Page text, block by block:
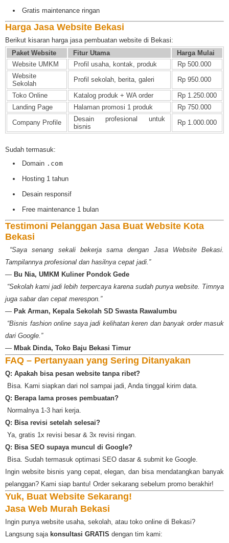
Gratis maintenance ringan
Harga Jasa Website Bekasi
Berikut kisaran harga jasa pembuatan website di Bekasi:
Paket Website
Fitur Utama
Harga Mulai
Website UMKM
Profil usaha, kontak, produk
Rp 500.000
Website
Sekolah
Profil sekolah, berita, galeri Rp 950.000
Toko Online Katalog produk + WA order
Rp 1.250.000
Landing Page
Halaman promosi 1 produk
Rp 750.000
Company Profile
Desain profesional untuk
bisnis
Rp 1.000.000
Sudah termasuk:
Domain .com
Hosting 1 tahun
Desain responsif
Free maintenance 1 bulan
Testimoni Pelanggan Jasa Buat Website Kota
Bekasi
“Saya senang sekali bekerja sama dengan Jasa Website Bekasi.
Tampilannya profesional dan hasilnya cepat jadi.”
— Bu Nia, UMKM Kuliner Pondok Gede
“Sekolah kami jadi lebih terpercaya karena sudah punya website. Timnya
juga sabar dan cepat merespon.”
— Pak Arman, Kepala Sekolah SD Swasta Rawalumbu
“Bisnis fashion online saya jadi kelihatan keren dan banyak order masuk
dari Google.”
— Mbak Dinda, Toko Baju Bekasi Timur
FAQ – Pertanyaan yang Sering Ditanyakan
Q: Apakah bisa pesan website tanpa ribet?
️ Bisa. Kami siapkan dari nol sampai jadi, Anda tinggal kirim data.
Q: Berapa lama proses pembuatan?
️ Normalnya 1-3 hari kerja.
Q: Bisa revisi setelah selesai?
️ Ya, gratis 1x revisi besar & 3x revisi ringan.
Q: Bisa SEO supaya muncul di Google?
️ Bisa. Sudah termasuk optimasi SEO dasar & submit ke Google.
Ingin website bisnis yang cepat, elegan, dan bisa mendatangkan banyak
pelanggan? Kami siap bantu! Order sekarang sebelum promo berakhir!
Yuk, Buat Website Sekarang!
Jasa Web Murah Bekasi
Ingin punya website usaha, sekolah, atau toko online di Bekasi?
Langsung saja konsultasi GRATIS dengan tim kami: